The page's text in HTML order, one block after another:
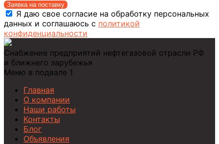
Заявка на поставку
Я даю свое согласие на обработку персональных
данных и соглашаюсь с политикой
конфиденциальности
Снабжение предприятий нефтегазовой отрасли РФ
и ближнего зарубежья
Меню в подвале 1
Главная
О компании
Наши работы
Контакты
Блог
Объявления